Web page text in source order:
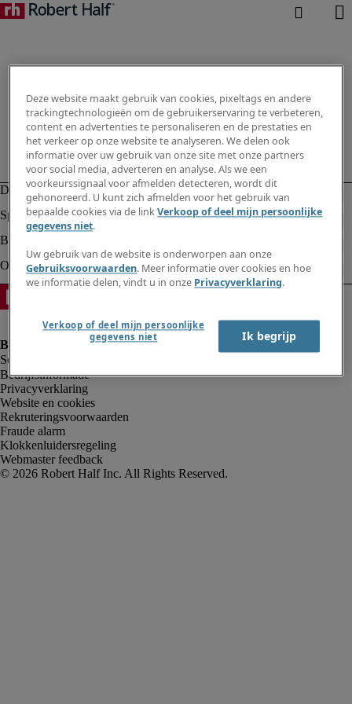
Bedrijfsinformatie
Privacyverklaring
Website en cookies
Rekruteringsvoorwaarden
Fraude alarm
Klokkenluidersregeling
Webmaster feedback
Deze website maakt gebruik van cookies, pixeltags en andere
trackingtechnologieën om de gebruikerservaring te verbeteren,
content en advertenties te personaliseren en de prestaties en
het verkeer op onze website te analyseren. We delen ook
informatie over uw gebruik van onze site met onze partners
voor social media, adverteren en analyse. Als we een
voorkeurssignaal voor afmelden detecteren, wordt dit
gehonoreerd. U kunt zich afmelden voor het gebruik van
bepaalde cookies via de linkVerkoop of deel mijn persoonlijke
gegevens niet.
Uw gebruik van de website is onderworpen aan onze
Gebruiksvoorwaarden. Meer informatie over cookies en hoe
we informatie delen, vindt u in onze Privacyverklaring.
Verkoop of deel mijn persoonlijke
gegevens niet
Ik begrijp